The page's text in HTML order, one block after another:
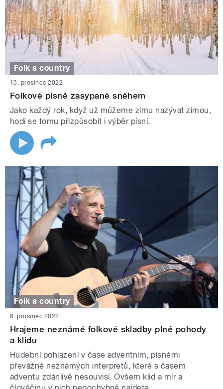
Folk a country
13. prosinec 2022
Folkové písně zasypané sněhem
Jako každý rok, když už můžeme zimu nazývat zimou,
hodí se tomu přizpůsobit i výběr písní.
Folk a country
6. prosinec 2022
Hrajeme neznámé folkové skladby plné pohody
a klidu
Hudební pohlazení v čase adventním, písněmi
převážně neznámých interpretů, které s časem
adventu zdánlivě nesouvisí. Ovšem klid a mír a